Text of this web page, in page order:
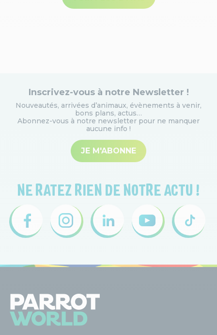
Inscrivez-vous à notre Newsletter !
Nouveautés, arrivées d’animaux, évènements à venir,
bons plans, actus…
Abonnez-vous à notre newsletter pour ne manquer
aucune info !
JE M'ABONNE
NE RATEZ RIEN DE NOTRE ACTU !